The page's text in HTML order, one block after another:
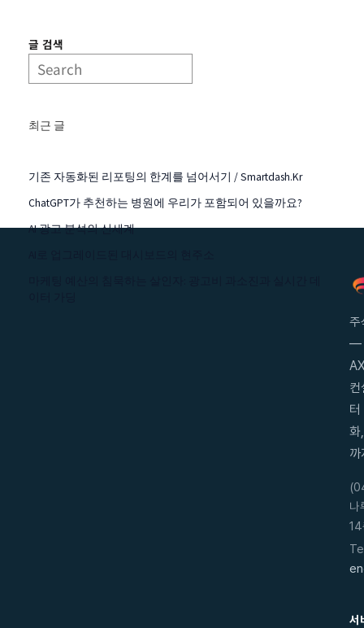
글 검색
최근 글
기존 자동화된 리포팅의 한계를 넘어서기 / Smartdash.kr
ChatGPT가 추천하는 병원에 우리가 포함되어 있을까요?
AI 광고 분석의 신세계
주
—
컨
화
까
나
서